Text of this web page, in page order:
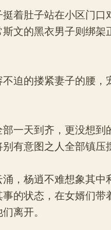
肚子站在小区门口
文的黑衣男子则绑架
的搂紧妻子的腰，
天到齐，更没想到
有意图之人全部镇压
杨逍不难想象其中
的状态，在女婿们带
离开。